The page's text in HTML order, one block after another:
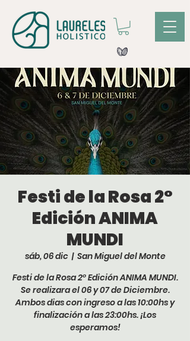
Festi de la Rosa 2°
Edición ANIMA
MUNDI
sáb, 06 dic
  |
San Miguel del Monte
Festi de la Rosa 2° Edición ANIMA MUNDI.
Se realizara el 06 y 07 de Diciembre.
Ambos dias con ingreso a las 10:00hs y
finalización a las 23:00hs. ¡Los
esperamos!